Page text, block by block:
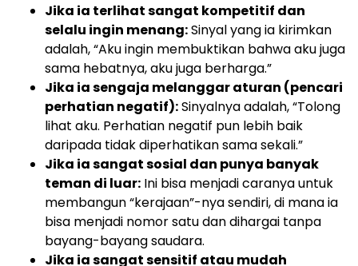
Jika ia terlihat sangat kompetitif dan
selalu ingin menang:Sinyal yang ia kirimkan
adalah, “Aku ingin membuktikan bahwa aku juga
sama hebatnya, aku juga berharga.”
Jika ia sengaja melanggar aturan (pencari
perhatian negatif):Sinyalnya adalah, “Tolong
lihat aku. Perhatian negatif pun lebih baik
daripada tidak diperhatikan sama sekali.”
Jika ia sangat sosial dan punya banyak
teman di luar: Ini bisa menjadi caranya untuk
membangun “kerajaan”-nya sendiri, di mana ia
bisa menjadi nomor satu dan dihargai tanpa
bayang-bayang saudara.
Jika ia sangat sensitif atau mudah